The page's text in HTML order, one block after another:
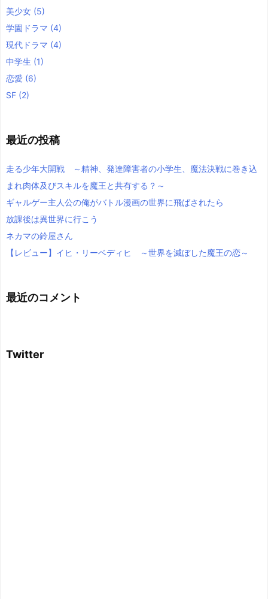
美少女 (5)
学園ドラマ (4)
現代ドラマ (4)
中学生 (1)
恋愛 (6)
SF (2)
最近の投稿
走る少年大開戦 ～精神、発達障害者の小学生、魔法決戦に巻き込
まれ肉体及びスキルを魔王と共有する？～
ギャルゲー主人公の俺がバトル漫画の世界に飛ばされたら
放課後は異世界に行こう
ネカマの鈴屋さん
【レビュー】イヒ・リーベディヒ ～世界を滅ぼした魔王の恋～
最近のコメント
Twitter